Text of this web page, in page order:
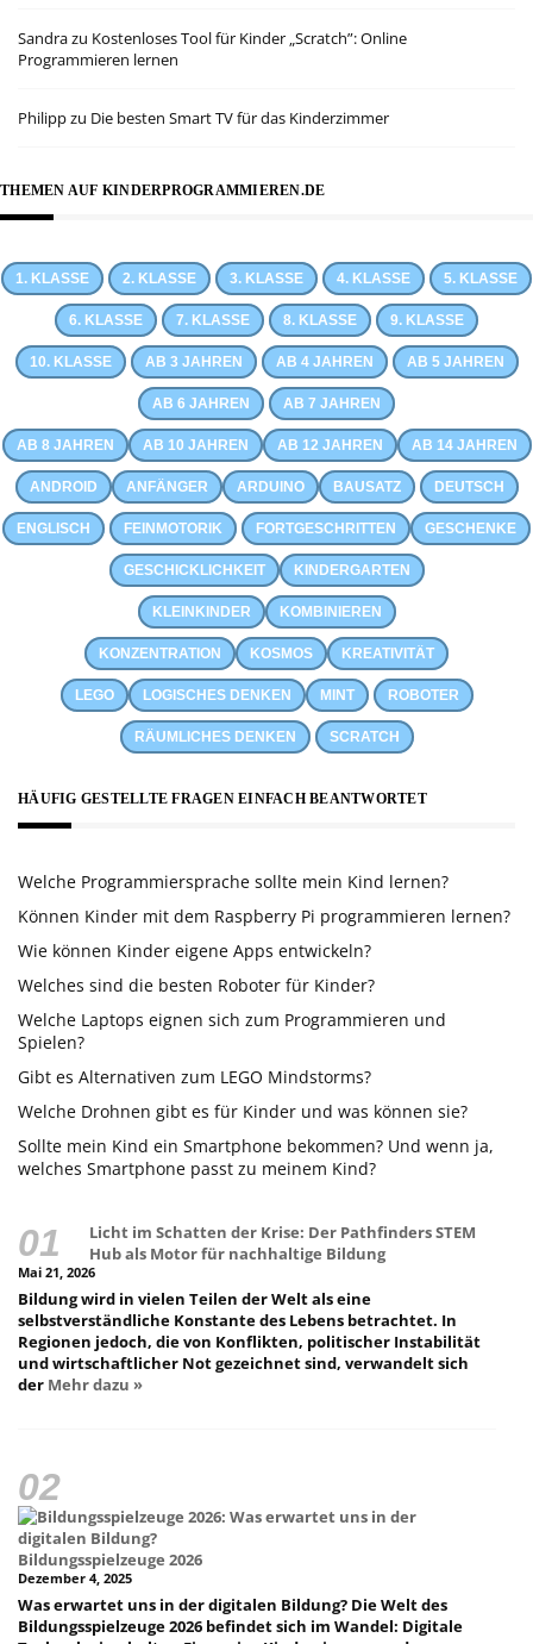
Sandrazu Kostenloses Tool für Kinder „Scratch”: Online
Programmieren lernen
Philippzu Die besten Smart TV für das Kinderzimmer
THEMEN AUF KINDERPROGRAMMIEREN.DE
1. KLASSE 2. KLASSE 3. KLASSE 4. KLASSE 5. KLASSE
6. KLASSE 7. KLASSE 8. KLASSE 9. KLASSE
10. KLASSE AB 3 JAHREN AB 4 JAHREN AB 5 JAHREN
AB 6 JAHREN AB 7 JAHREN
AB 8 JAHREN AB 10 JAHREN AB 12 JAHREN AB 14 JAHREN
ANDROID ANFÄNGER ARDUINO BAUSATZ DEUTSCH
ENGLISCH FEINMOTORIK FORTGESCHRITTEN GESCHENKE
GESCHICKLICHKEIT KINDERGARTEN
KLEINKINDER KOMBINIEREN
KONZENTRATION KOSMOS KREATIVITÄT
LEGO LOGISCHES DENKEN MINT ROBOTER
RÄUMLICHES DENKEN SCRATCH
HÄUFIG GESTELLTE FRAGEN EINFACH BEANTWORTET
Welche Programmiersprache sollte mein Kind lernen?
Können Kinder mit dem Raspberry Pi programmieren lernen?
Wie können Kinder eigene Apps entwickeln?
Welches sind die besten Roboter für Kinder?
Welche Laptops eignen sich zum Programmieren und
Spielen?
Gibt es Alternativen zum LEGO Mindstorms?
Welche Drohnen gibt es für Kinder und was können sie?
Sollte mein Kind ein Smartphone bekommen? Und wenn ja,
welches Smartphone passt zu meinem Kind?
Licht im Schatten der Krise: Der Pathfinders STEM
Hub als Motor für nachhaltige Bildung
Mai 21, 2026
Bildung wird in vielen Teilen der Welt als eine
selbstverständliche Konstante des Lebens betrachtet. In
Regionen jedoch, die von Konflikten, politischer Instabilität
und wirtschaftlicher Not gezeichnet sind, verwandelt sich
der Mehr dazu »
Bildungsspielzeuge 2026
Dezember 4, 2025
Was erwartet uns in der digitalen Bildung? Die Welt des
Bildungsspielzeuge 2026 befindet sich im Wandel: Digitale